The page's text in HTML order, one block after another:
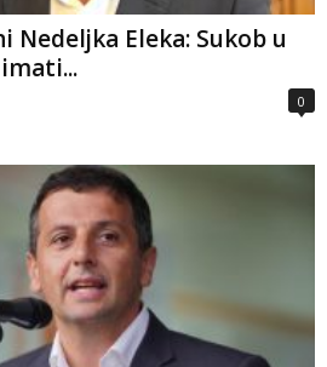
Nedeljka Eleka: Sukob u
0